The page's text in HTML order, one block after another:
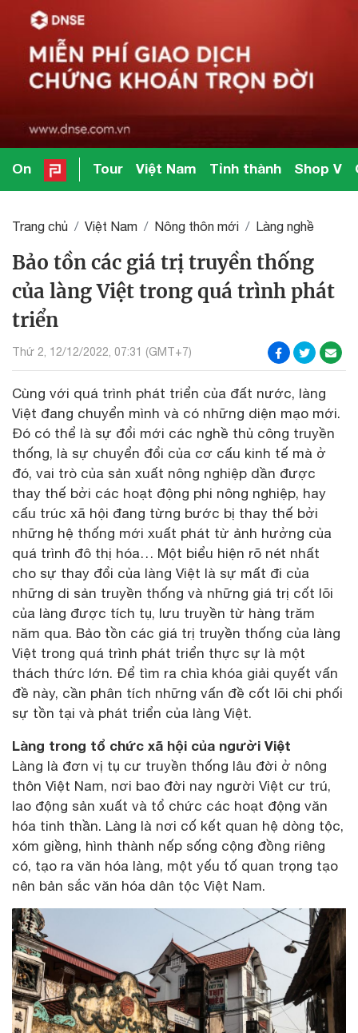
On Tour Việt Nam Tỉnh thành Shop V
Trang chủ Việt Nam Nông thôn mới Làng nghề
Bảo tồn các giá trị truyền thống
của làng Việt trong quá trình phát
triển
Thứ 2, 12/12/2022, 07:31 (GMT+7)
Cùng với quá trình phát triển của đất nước, làng
Việt đang chuyển mình và có những diện mạo mới.
Đó có thể là sự đổi mới các nghề thủ công truyền
thống, là sự chuyển đổi của cơ cấu kinh tế mà ở
đó, vai trò của sản xuất nông nghiệp dần được
thay thế bởi các hoạt động phi nông nghiệp, hay
cấu trúc xã hội đang từng bước bị thay thế bởi
những hệ thống mới xuất phát từ ảnh hưởng của
quá trình đô thị hóa… Một biểu hiện rõ nét nhất
cho sự thay đổi của làng Việt là sự mất đi của
những di sản truyền thống và những giá trị cốt lõi
của làng được tích tụ, lưu truyền từ hàng trăm
năm qua. Bảo tồn các giá trị truyền thống của làng
Việt trong quá trình phát triển thực sự là một
thách thức lớn. Để tìm ra chìa khóa giải quyết vấn
đề này, cần phân tích những vấn đề cốt lõi chi phối
sự tồn tại và phát triển của làng Việt.
Làng trong tổ chức xã hội của người Việt
Làng là đơn vị tụ cư truyền thống lâu đời ở nông
thôn Việt Nam, nơi bao đời nay người Việt cư trú,
lao động sản xuất và tổ chức các hoạt động văn
hóa tinh thần. Làng là nơi cố kết quan hệ dòng tộc,
xóm giềng, hình thành nếp sống cộng đồng riêng
có, tạo ra văn hóa làng, một yếu tố quan trọng tạo
nên bản sắc văn hóa dân tộc Việt Nam.